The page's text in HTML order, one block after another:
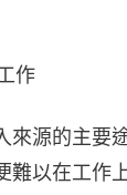
作
來源的主要
難以在工作